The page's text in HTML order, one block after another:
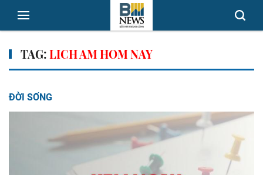
TAG:LICH AM HOM NAY
ĐỜI SỐNG